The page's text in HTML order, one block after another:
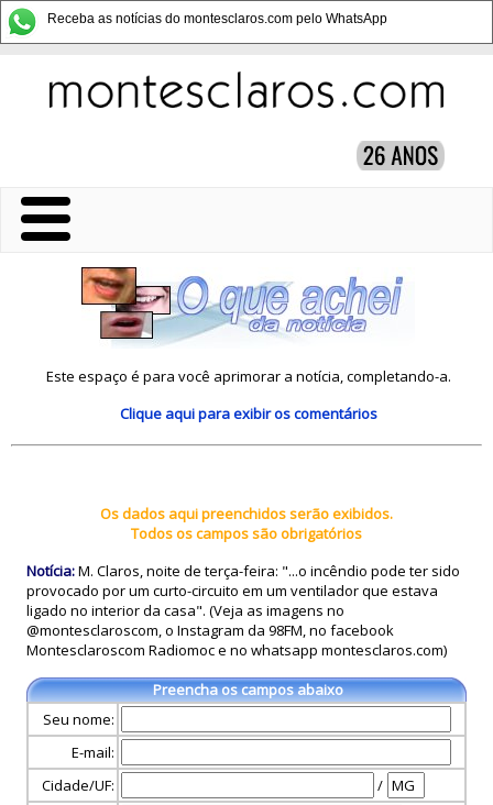
Receba as notícias do montesclaros.com pelo WhatsApp
Este espaço é para você aprimorar a notícia, completando-a.
Clique aquipara exibir os comentários
Os dados aqui preenchidos serão exibidos.
Todos os campos são obrigatórios
Notícia:M. Claros, noite de terça-feira: "...o incêndio pode ter sido
provocado por um curto-circuito em um ventilador que estava
ligado no interior da casa". (Veja as imagens no
@montesclaroscom, o Instagram da 98FM, no facebook
Montesclaroscom Radiomoc e no whatsapp montesclaros.com)
Preencha os campos abaixo
Seu nome:
E-mail:
Cidade/UF:
/